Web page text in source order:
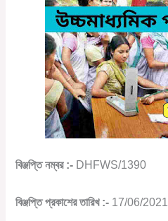
বিঞ্জপ্তি নম্বর:- DHFWS/1390
বিঞ্জপ্তি প্রকাশের তারিখ:- 17/06/2021